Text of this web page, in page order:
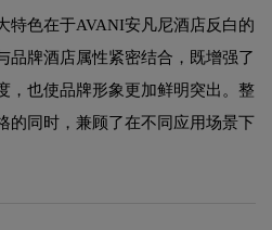
特色在于AVANI安凡尼酒店反白的
品牌酒店属性紧密结合，既增强了
，也使品牌形象更加鲜明突出。整
的同时，兼顾了在不同应用场景下